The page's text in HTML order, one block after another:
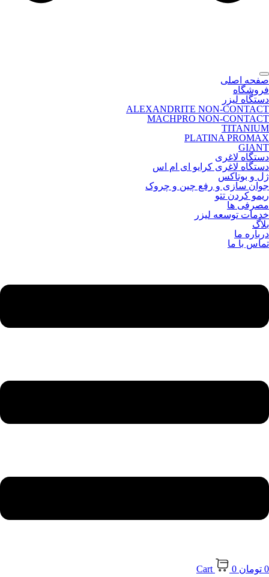
صفحه اصلی
فروشگاه
دستگاه لیزر
ALEXANDRITE NON-CONTACT
MACHPRO NON-CONTACT
TITANIUM
PLATINA PROMAX
GIANT
دستگاه لاغری
دستگاه لاغری کرایو ای ام اس
ژل و بوتاکس
جوان سازی و رفع چین و چروک
ریمو کردن تتو
مصرفی ها
خدمات توسعه لیزر
بلاگ
درباره ما
تماس با ما
0 تومان 0
Cart